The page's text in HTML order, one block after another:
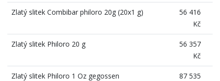
Zlatý slitek Combibar philoro 20g (20x1 g)
56 416
Kč
Zlatý slitek Philoro 20 g
56 357
Kč
Zlatý slitek Philoro 1 Oz gegossen
87 535